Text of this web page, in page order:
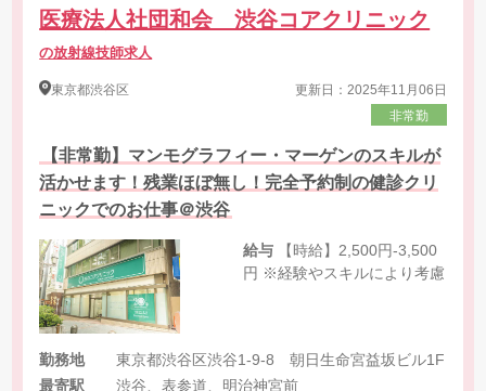
医療法人社団和会 渋谷コアクリニック
の放射線技師求人
東京都渋谷区
更新日：2025年11月06日
非常勤
【非常勤】マンモグラフィー・マーゲンのスキルが
活かせます！残業ほぼ無し！完全予約制の健診クリ
ニックでのお仕事＠渋谷
給与
円 ※経験やスキルにより考慮
勤務地
東京都渋谷区渋谷1-9-8 朝日生命宮益坂ビル1F
最寄駅
渋谷、表参道、明治神宮前